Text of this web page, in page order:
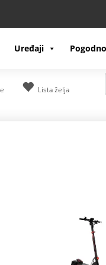
Uređaji
Lista želja